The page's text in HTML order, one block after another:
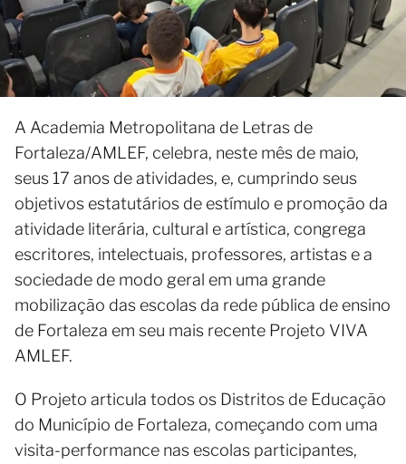
A Academia Metropolitana de Letras de
Fortaleza/AMLEF, celebra, neste mês de maio,
seus 17 anos de atividades, e, cumprindo seus
objetivos estatutários de estímulo e promoção da
atividade literária, cultural e artística, congrega
escritores, intelectuais, professores, artistas e a
sociedade de modo geral em uma grande
mobilização das escolas da rede pública de ensino
de Fortaleza em seu mais recente Projeto VIVA
AMLEF.
O Projeto articula todos os Distritos de Educação
do Município de Fortaleza, começando com uma
visita-performance nas escolas participantes,